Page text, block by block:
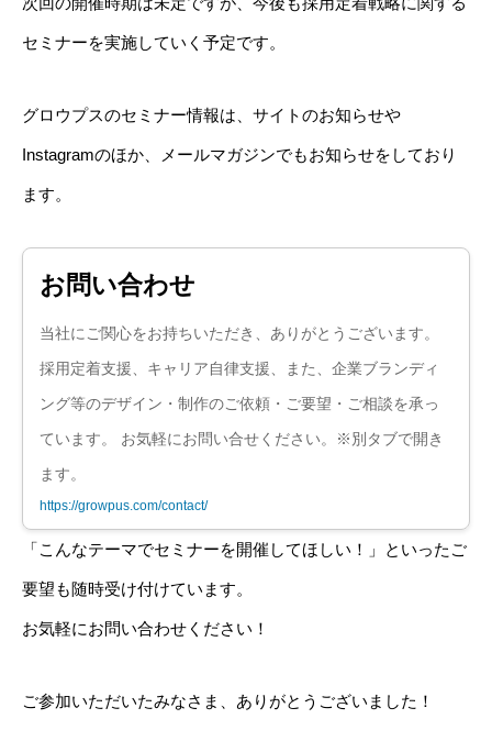
セミナーを実施していく予定です。
グロウプスのセミナー情報は、サイトのお知らせや
Instagramのほか、メールマガジンでもお知らせをしており
ます。
お問い合わせ
当社にご関心をお持ちいただき、ありがとうございます。
採用定着支援、キャリア自律支援、また、企業ブランディ
ング等のデザイン・制作のご依頼・ご要望・ご相談を承っ
ています。 お気軽にお問い合せください。※別タブで開き
ます。
https://growpus.com/contact/
「こんなテーマでセミナーを開催してほしい！」といったご
要望も随時受け付けています。
お気軽にお問い合わせください！
ご参加いただいたみなさま、ありがとうございました！